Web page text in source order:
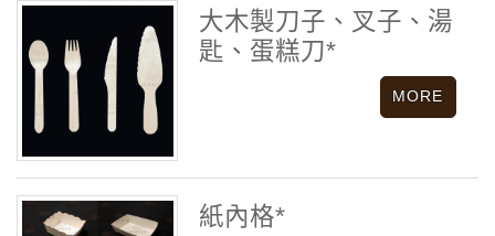
大木製刀子、叉子、湯
匙、蛋糕刀*
紙內格*